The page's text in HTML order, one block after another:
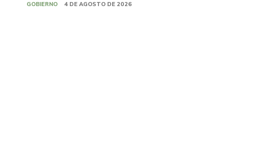
GOBIERNO 4 DE AGOSTO DE 2026